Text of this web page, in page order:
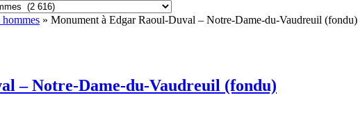
» Monument à Edgar Raoul-Duval – Notre-Dame-du-Vaudreuil (fondu)
– Notre-Dame-du-Vaudreuil (fondu)